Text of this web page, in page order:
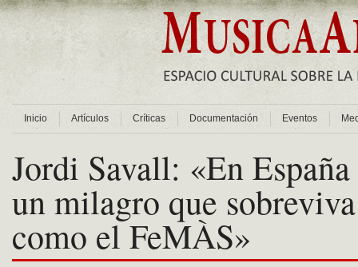
Inicio Artículos Críticas Documentación Eventos
Jordi Savall: «En
un milagro que
como el FeMÀS»